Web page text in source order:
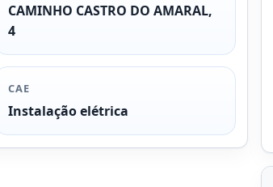
CAMINHO CASTRO DO AMARAL,
4
CAE
Instalação elétrica